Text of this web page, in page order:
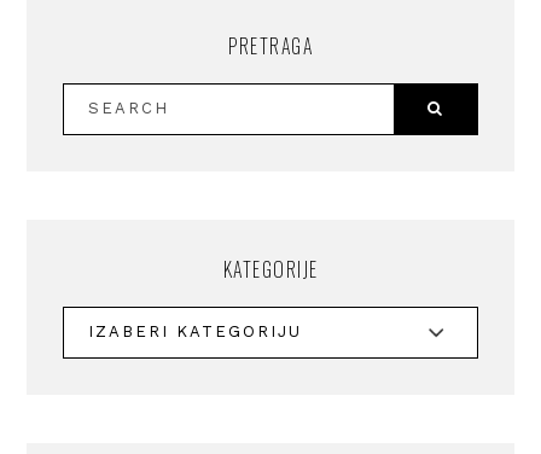
PRETRAGA
KATEGORIJE